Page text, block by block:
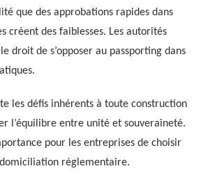
que des approbations rapides dans
créent des faiblesses. Les autorités
droit de s’opposer au passporting dans
les défis inhérents à toute construction
l’équilibre entre unité et souveraineté.
pour les entreprises de choisir
réglementaire.